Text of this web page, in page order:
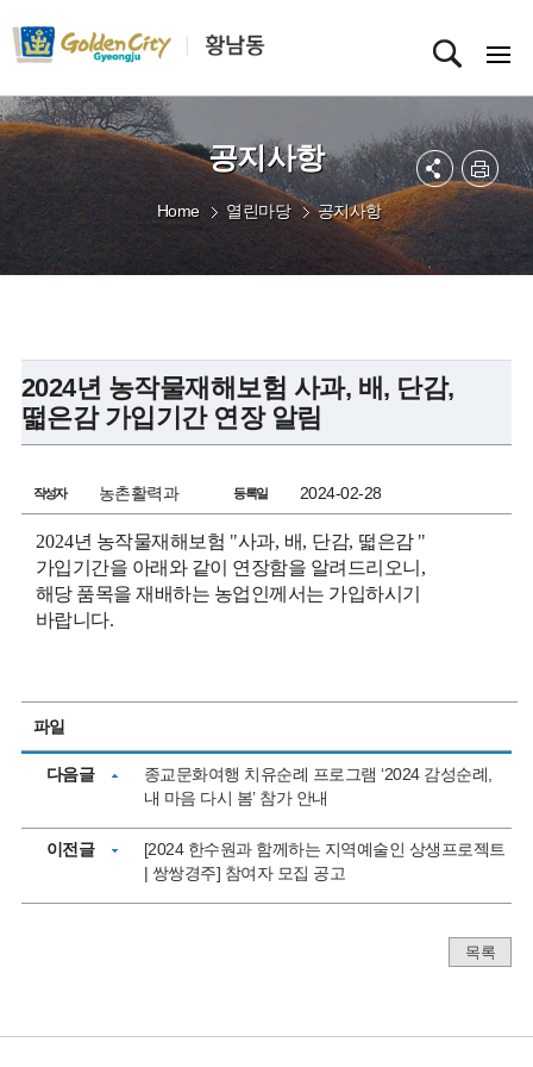
공지사항
Home 열린마당 공지사항
2024년 농작물재해보험 사과, 배, 단감,
떫은감 가입기간 연장 알림
작성자 농촌활력과 등록일 2024-02-28
2024년 농작물재해보험 "사과, 배, 단감, 떫은감 "
가입기간을 아래와 같이 연장함을 알려드리오니 ,
해당 품목을 재배하는 농업인께서는 가입하시기
바랍니다.
파일
다음글
종교문화여행 치유순례 프로그램 ‘2024 감성순례,
내 마음 다시 봄’ 참가 안내
이전글
[2024 한수원과 함께하는 지역예술인 상생프로젝트
| 쌍쌍경주] 참여자 모집 공고
목록